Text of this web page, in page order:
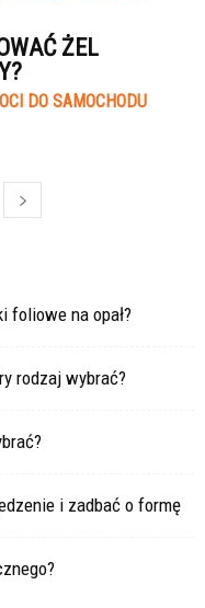
ŻEL
DO SAMOCHODU
foliowe na opał?
rodzaj wybrać?
i zadbać o formę